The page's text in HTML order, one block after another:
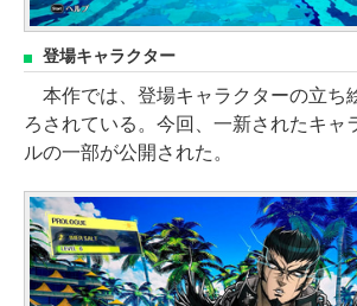
登場キャラクター
本作では、登場キャラクターの立ち
ろされている。今回、一新されたキャ
ルの一部が公開された。